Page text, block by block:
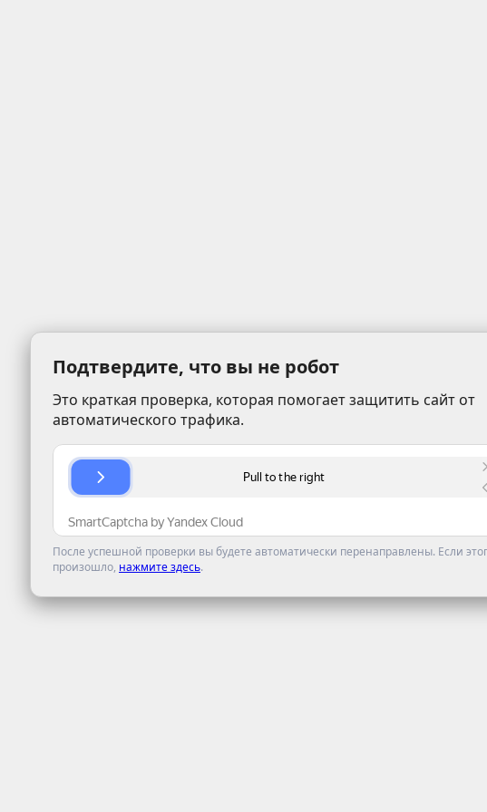
Подтвердите, что вы не робот
Это краткая проверка, которая помогает защитить сайт от
автоматического трафика.
После успешной проверки вы будете автоматически перенаправлены. Если
произошло, нажмите здесь.